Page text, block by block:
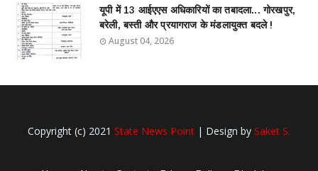
यूपी में 13 आईएएस अधिकारियों का तबादला... गोरखपुर,
बरेली, बस्ती और प्रयागराज के मंडलायुक्त बदले !
August 04, 2026
Copyright (c) 2021 State News Point | Design by Saket S.